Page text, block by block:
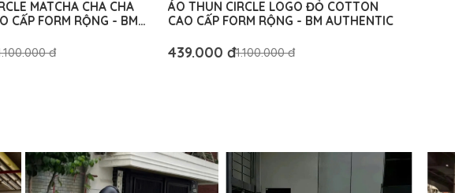
MATCHA CHA CHA
CẤP FORM RỘNG - BM
đ
ÁO THUN CIRCLE LOGO ĐỎ COTTON
CAO CẤP FORM RỘNG - BM AUTHENTIC
439.000 đ1.100.000 đ